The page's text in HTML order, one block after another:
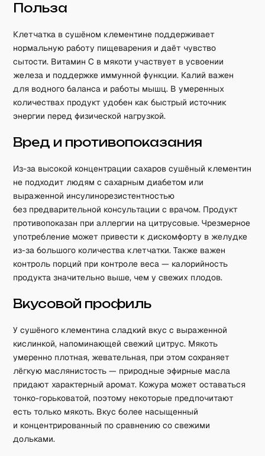
Польза
Клетчатка в сушёном клементине поддерживает
нормальную работу пищеварения и даёт чувство
сытости. Витамин C в мякоти участвует в усвоении
железа и поддержке иммунной функции. Калий важен
для водного баланса и работы мышц. В умеренных
количествах продукт удобен как быстрый источник
энергии перед физической нагрузкой.
Вред и противопоказания
Из-за высокой концентрации сахаров сушёный клементин
не подходит людям с сахарным диабетом или
выраженной инсулинорезистентностью
без предварительной консультации с врачом. Продукт
противопоказан при аллергии на цитрусовые. Чрезмерное
употребление может привести к дискомфорту в желудке
из-за большого количества клетчатки. Также важен
контроль порций при контроле веса — калорийность
продукта значительно выше, чем у свежих плодов.
Вкусовой профиль
У сушёного клементина сладкий вкус с выраженной
кислинкой, напоминающей свежий цитрус. Мякоть
умеренно плотная, жевательная, при этом сохраняет
лёгкую маслянистость — природные эфирные масла
придают характерный аромат. Кожура может оставаться
тонко-горьковатой, поэтому некоторые предпочитают
есть только мякоть. Вкус более насыщенный
и концентрированный по сравнению со свежими
дольками.